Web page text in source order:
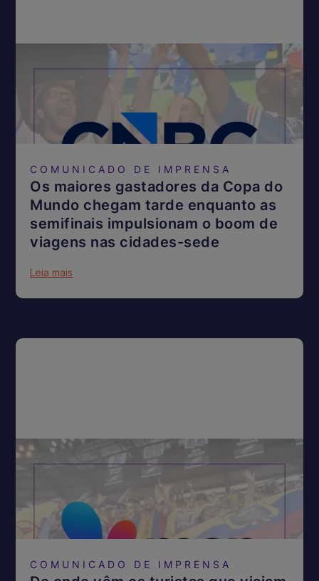
COMUNICADO DE IMPRENSA
Os maiores gastadores da Copa do
Mundo chegam tarde enquanto as
semifinais impulsionam o boom de
viagens nas cidades-sede
Leia mais
COMUNICADO DE IMPRENSA